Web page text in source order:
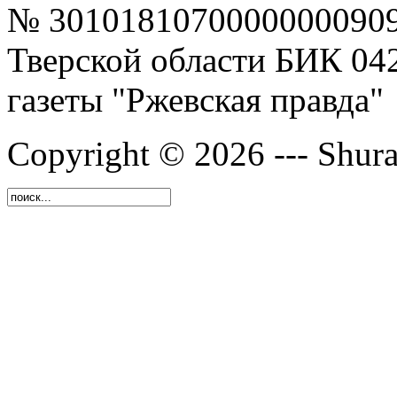
№
Тверской области БИК
газеты "Ржевская правда"
Copyright © 2026 ---